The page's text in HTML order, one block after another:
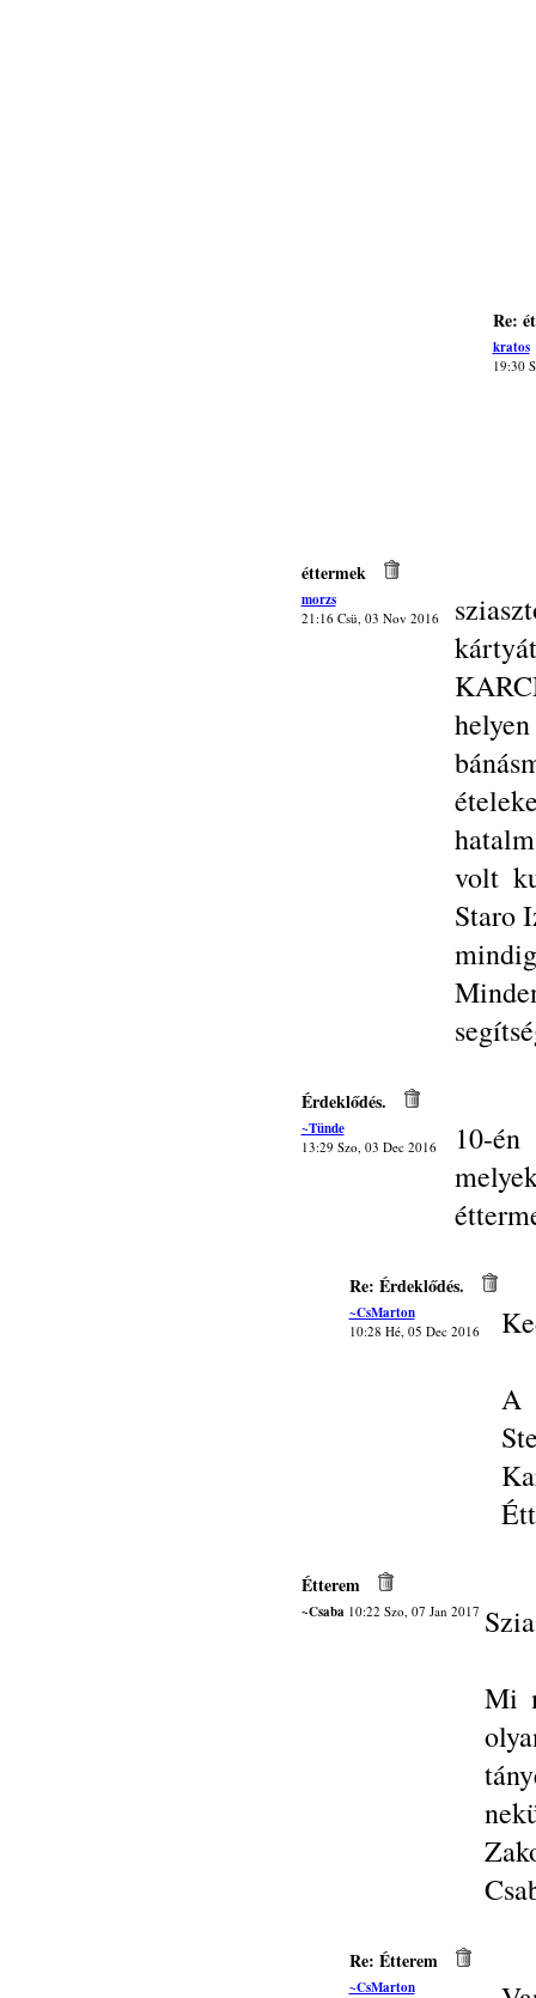
Re:
kratos
19:30
éttermek
morzs
21:16 Csü, 03 Nov 2016
volt
Staro
Érdeklődés.
~Tünde
13:29 Szo, 03 Dec 2016
10-
Re: Érdeklődés.
~CsMarton
10:28 Hé, 05 Dec 2016
A
Étterem
~Csaba10:22 Szo, 07 Jan 2017
Mi
Re: Étterem
~CsMarton